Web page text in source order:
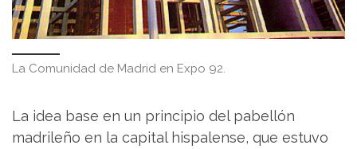
La Comunidad de Madrid en Expo 92.
La idea base en un principio del pabellón
madrileño en la capital hispalense, que estuvo